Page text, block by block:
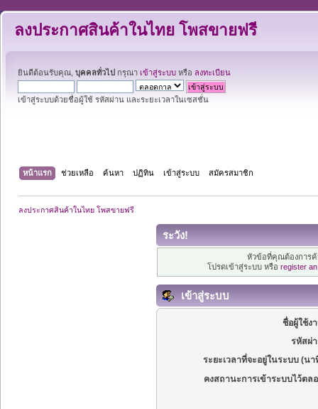
ลงประกาศสินค้าในไทย โพสขายฟรี
ยินดีต้อนรับคุณ, บุคคลทั่วไป กรุณา เข้าสู่ระบบ หรือ ลงทะเบียน
เข้าสู่ระบบด้วยชื่อผู้ใช้ รหัสผ่าน และระยะเวลาในเซสชั่น
หน้าแรก ช่วยเหลือ ค้นหา ปฏิทิน เข้าสู่ระบบ สมัครสมาชิก
ลงประกาศสินค้าในไทย โพสขายฟรี
ระวัง!
หัวข้อที่คุณต้องการ
โปรดเข้าสู่ระบบ หรือ register
เข้าสู่ระบบ
ชื่อผู้ใช้ง
รหัสผ่
ระยะเวลาที่จะอยู่ในระบบ (นา
คงสถานะการเข้าระบบไว้ตล